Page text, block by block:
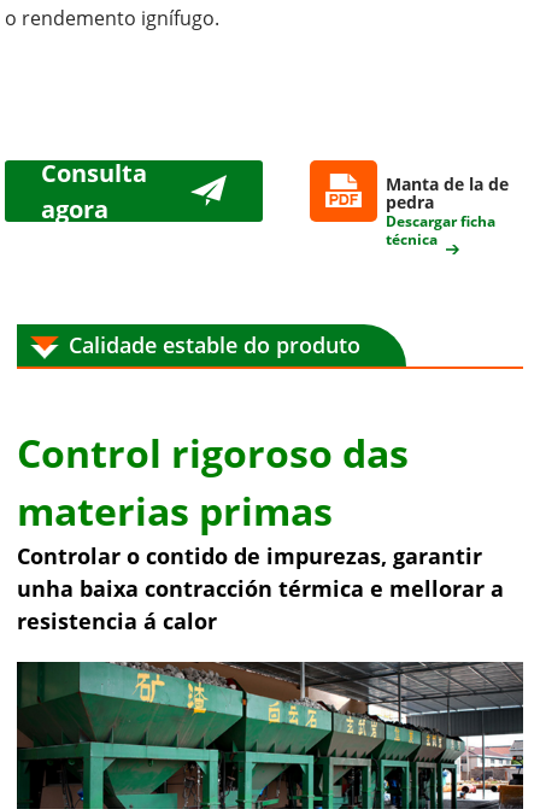
o rendemento ignífugo.
Consulta
agora
Manta de la de
pedra
Descargar ficha
técnica
Calidade estable do produto
Control rigoroso das
materias primas
Controlar o contido de impurezas, garantir
unha baixa contracción térmica e mellorar a
resistencia á calor